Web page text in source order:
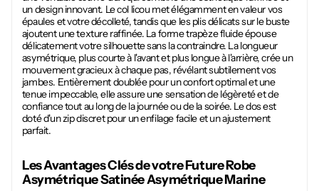
un design innovant. Le col licou met élégamment en valeur vos
épaules et votre décolleté, tandis que les plis délicats sur le buste
ajoutent une texture raffinée. La forme trapèze fluide épouse
délicatement votre silhouette sans la contraindre. La longueur
asymétrique, plus courte à l'avant et plus longue à l'arrière, crée un
mouvement gracieux à chaque pas, révélant subtilement vos
jambes. Entièrement doublée pour un confort optimal et une
tenue impeccable, elle assure une sensation de légèreté et de
confiance tout au long de la journée ou de la soirée. Le dos est
doté d'un zip discret pour un enfilage facile et un ajustement
parfait.
Les Avantages Clés de votre FutureRobe
Asymétrique Satinée Asymétrique Marine